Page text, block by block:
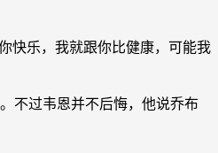
快乐，我就跟你比健康，可能我
不过韦恩并不后悔，他说乔布